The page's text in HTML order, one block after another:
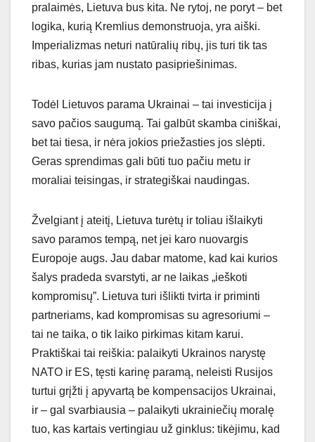
pralaimės, Lietuva bus kita. Ne rytoj, ne poryt – bet
logika, kurią Kremlius demonstruoja, yra aiški.
Imperializmas neturi natūralių ribų, jis turi tik tas
ribas, kurias jam nustato pasipriešinimas.
Todėl Lietuvos parama Ukrainai – tai investicija į
savo pačios saugumą. Tai galbūt skamba ciniškai,
bet tai tiesa, ir nėra jokios priežasties jos slėpti.
Geras sprendimas gali būti tuo pačiu metu ir
moraliai teisingas, ir strategiškai naudingas.
Žvelgiant į ateitį, Lietuva turėtų ir toliau išlaikyti
savo paramos tempą, net jei karo nuovargis
Europoje augs. Jau dabar matome, kad kai kurios
šalys pradeda svarstyti, ar ne laikas „ieškoti
kompromisų”. Lietuva turi išlikti tvirta ir priminti
partneriams, kad kompromisas su agresoriumi –
tai ne taika, o tik laiko pirkimas kitam karui.
Praktiškai tai reiškia: palaikyti Ukrainos narystę
NATO ir ES, tęsti karinę paramą, neleisti Rusijos
turtui grįžti į apyvartą be kompensacijos Ukrainai,
ir – gal svarbiausia – palaikyti ukrainiečių moralę
tuo, kas kartais vertingiau už ginklus: tikėjimu, kad